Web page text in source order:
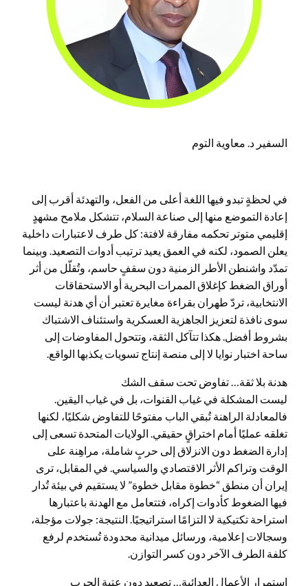
السفير د. معاوية التوم
في لحظةٍ تبدو فيها اللغة أعلى من الفعل، والتهدئة أقرب إلى
إعادة التموضع منها إلى صناعة السلام، تتشكل ملامح مشهدٍ
إقليمي متوتر تحكمه مفارقة لافتة: كل طرف لاعتبارات داخلية
يعلن الصمود، لكنه في العمق يعيد ترتيب أدوات التصعيد. وبينما
تمدّد واشنطن الأطر الزمنية دون سقفٍ حاسم، وتُقلّل من أثر
أوراق الضغط كإغلاق الممرات البحرية أو الاستحقاقات
الانتخابية، تردّ طهران بقراءة مغايرة تعتبر أن أي هدنة ليست
سوى نافذة لتعزيز الجاهزية العسكرية واستئناف الاشتباك
بشروط أفضل. هكذا تتآكل الثقة، وتتحول المفاوضات إلى
ساحة اختبار نوايا لا إلى منصة إنتاج تسويات يكذبها الواقع.
هدنة بلا ثقة… تفاوض تحت سقف الشك
ليست المشكلة في غياب القنوات، بل في غياب اليقين.
فالمعادلة الراهنة تُبقي الباب مفتوحًا للتفاوض شكليًا، لكنها
تغلقه عمليًا أمام اختراقٍ حقيقي. الولايات المتحدة تسعى إلى
إدارة الضغط دون الانزلاق إلى حربٍ شاملة، مراهِنة على
الوقت وتراكم الأثر الاقتصادي والسياسي. في المقابل، ترى
إيران أن منطق “خطوة مقابل خطوة” لا يستقيم في بيئة تُدار
فيها الضغوط كأدوات إكراه، فتتعامل مع الهدنة باعتبارها
استراحة تكتيكية لا التزامًا استراتيجيًا. النتيجة: جولات مؤجلة،
وسجالات إعلامية، ورسائل ميدانية محدودة تُستخدم لرفع
كلفة الطرف الآخر دون كسر التوازن.
استمرار الأعمال العدائية… تصعيد دون عتبة الحرب